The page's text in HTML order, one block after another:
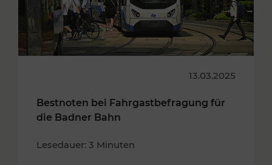
13.03.2025
Bestnoten bei Fahrgastbefragung für
die Badner Bahn
Lesedauer: 3 Minuten